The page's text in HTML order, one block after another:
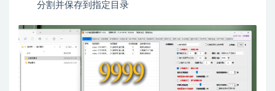
分割并保存到指定目录